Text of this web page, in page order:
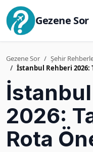
Gezene Sor
Gezene Sor
Şehir
İstanbul Rehberi
2026:
Rota